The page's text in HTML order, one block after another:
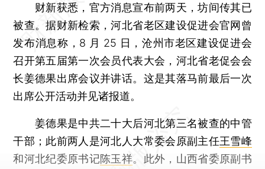
财新获悉，官方消息宣布前两天，坊间传其已
被查。据财新检索，河北省老区建设促进会官网曾
发布消息称，8 月 25 日，沧州市老区建设促进会
召开第五届第一次会员代表大会，河北省老促会会
长姜德果出席会议并讲话。这是其落马前最后一次
出席公开活动并见诸报道。
姜德果是中共二十大后河北第三名被查的中管
干部；此前两人是河北人大常委会原副主任王雪峰
和河北纪委原书记陈玉祥。此外，山西省委原副书